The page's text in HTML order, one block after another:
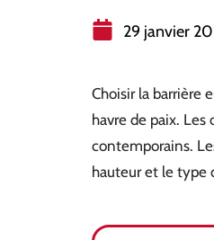
29 janvier
Choisir la barrière
havre de paix.
contemporains.
hauteur et le type